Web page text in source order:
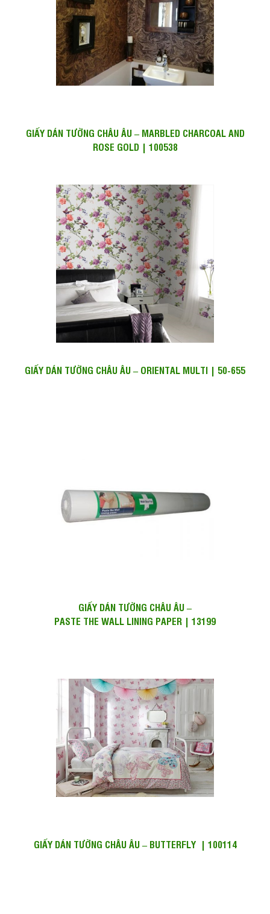
GIẤY DÁN TƯỜNG CHÂU ÂU – MARBLED CHARCOAL AND
ROSE GOLD | 100538
GIẤY DÁN TƯỜNG CHÂU ÂU – ORIENTAL MULTI | 50-655
GIẤY DÁN TƯỜNG CHÂU ÂU –
PASTE THE WALL LINING PAPER | 13199
GIẤY DÁN TƯỜNG CHÂU ÂU – BUTTERFLY | 100114